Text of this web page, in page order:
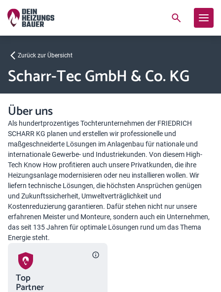
Zurück zur Übersicht
Scharr-Tec GmbH & Co. KG
Über uns
Als hundertprozentiges Tochterunternehmen der FRIEDRICH
SCHARR KG planen und erstellen wir professionelle und
maßgeschneiderte Lösungen im Anlagenbau für nationale und
internationale Gewerbe- und Industriekunden. Von diesem High-
Tech Know How profitieren auch unsere Privatkunden, die ihre
Heizungsanlage modernisieren oder neu installieren wollen. Wir
liefern technische Lösungen, die höchsten Ansprüchen genügen
und Zukunftssicherheit, Umweltverträglichkeit und
Kostenreduzierung garantieren. Dafür stehen nicht nur unsere
erfahrenen Meister und Monteure, sondern auch ein Unternehmen,
das seit 135 Jahren für optimale Lösungen rund um das Thema
Energie steht.
Top
Partner